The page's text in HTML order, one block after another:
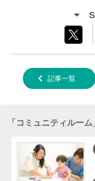
する
記事一覧
「コミュニティルーム